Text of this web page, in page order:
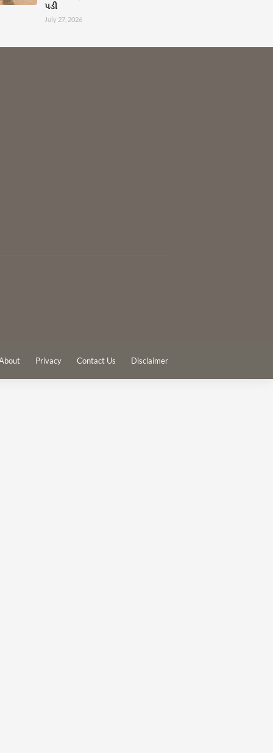
પડી
July 27, 2026
Privacy Contact Us Disclaimer